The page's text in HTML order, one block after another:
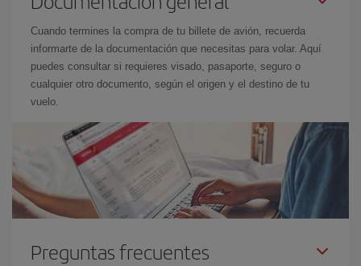
Cuando termines la compra de tu billete de avión, recuerda
informarte de la documentación que necesitas para volar. Aquí
puedes consultar si requieres visado, pasaporte, seguro o
cualquier otro documento, según el origen y el destino de tu
vuelo.
Preguntas frecuentes